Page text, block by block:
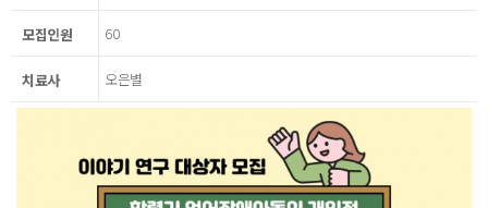
모집인원 60
치료사 오은별